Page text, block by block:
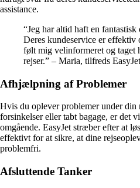
assistance.
“Jeg har altid haft en fantastisk
Deres kundeservice er
følt mig velinformeret og taget
rejser.” – Maria, tilfreds
Afhjælpning af Problemer
Hvis du oplever problemer under din
forsinkelser eller tabt bagage, er det
omgående. EasyJet stræber efter at
effektivt for at sikre, at dine
problemfri.
Afsluttende Tanker